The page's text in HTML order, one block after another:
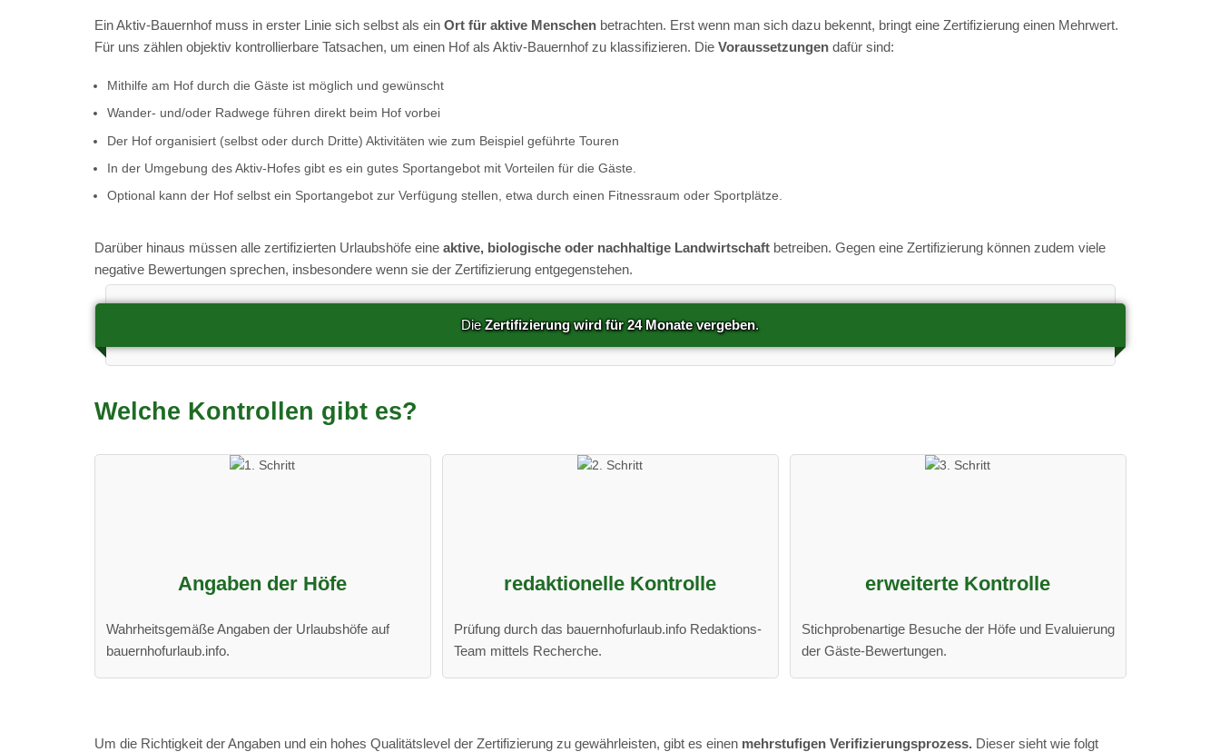
Ein Aktiv-Bauernhof muss in erster Linie sich selbst als ein Ort für aktive Menschenbetrachten. Erst wenn man sich dazu bekennt, bringt eine Zertifizierung einen Mehrwert.
Für uns zählen objektiv kontrollierbare Tatsachen, um einen Hof als Aktiv-Bauernhof zu klassifizieren. Die Voraussetzungen dafür sind:
Mithilfe am Hof durch die Gäste ist möglich und gewünscht
Wander- und/oder Radwege führen direkt beim Hof vorbei
Der Hof organisiert (selbst oder durch Dritte) Aktivitäten wie zum Beispiel geführte Touren
In der Umgebung des Aktiv-Hofes gibt es ein gutes Sportangebot mit Vorteilen für die Gäste.
Optional kann der Hof selbst ein Sportangebot zur Verfügung stellen, etwa durch einen Fitnessraum oder Sportplätze.
Darüber hinaus müssen alle zertifizierten Urlaubshöfe eine aktive, biologische oder nachhaltige Landwirtschaftbetreiben. Gegen eine Zertifizierung können zudem viele
negative Bewertungen sprechen, insbesondere wenn sie der Zertifizierung entgegenstehen.
DieZertifizierung wird für 24 Monate vergeben.
Welche Kontrollen gibt es?
Angaben der Höfe
Wahrheitsgemäße Angaben der Urlaubshöfe auf
bauernhofurlaub.info.
redaktionelle Kontrolle
Prüfung durch das bauernhofurlaub.info Redaktions-
Team mittels Recherche.
erweiterte Kontrolle
Stichprobenartige Besuche der Höfe und Evaluierung
der Gäste-Bewertungen.
Um die Richtigkeit der Angaben und ein hohes Qualitätslevel der Zertifizierung zu gewährleisten, gibt es einen mehrstufigen Verifizierungsprozess. Dieser sieht wie folgt